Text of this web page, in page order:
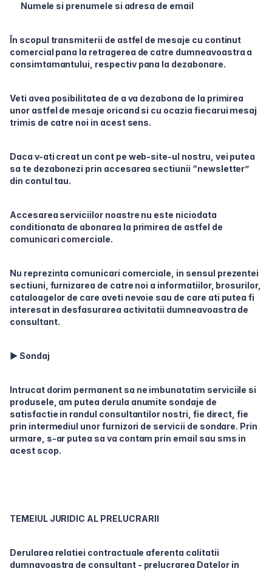
Numele si prenumele si adresa de email
În scopul transmiterii de astfel de mesaje cu continut
comercial pana la retragerea de catre dumneavoastra a
consimtamantului, respectiv pana la dezabonare.
Veti avea posibilitatea de a va dezabona de la primirea
unor astfel de mesaje oricand si cu ocazia fiecarui mesaj
trimis de catre noi in acest sens.
Daca v-ati creat un cont pe web-site-ul nostru, vei putea
sa te dezabonezi prin accesarea sectiunii “newsletter”
din contul tau.
Accesarea serviciilor noastre nu este niciodata
conditionata de abonarea la primirea de astfel de
comunicari comerciale.
Nu reprezinta comunicari comerciale, in sensul prezentei
sectiuni, furnizarea de catre noi a informatiilor, brosurilor,
cataloagelor de care aveti nevoie sau de care ati putea fi
interesat in desfasurarea activitatii dumneavoastra de
consultant.
► Sondaj
Intrucat dorim permanent sa ne imbunatatim serviciile si
produsele, am putea derula anumite sondaje de
satisfactie in randul consultantilor nostri, fie direct, fie
prin intermediul unor furnizori de servicii de sondare. Prin
urmare, s-ar putea sa va contam prin email sau sms in
acest scop.
TEMEIUL JURIDIC AL PRELUCRARII
Derularea relatiei contractuale aferenta calitatii
dumnavoastra de consultant - prelucrarea Datelor in